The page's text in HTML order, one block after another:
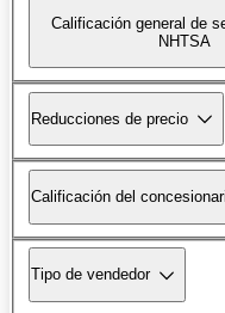
Calificación general de
NHTSA
Reducciones de precio
Calificación del
Tipo de vendedor